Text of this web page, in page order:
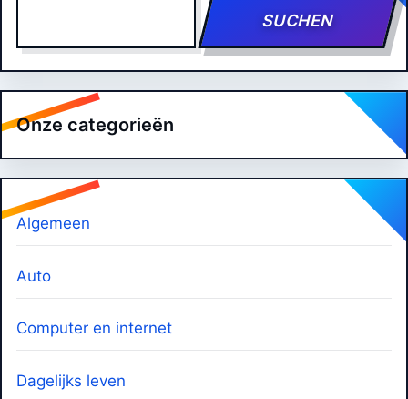
SUCHEN
Onze categorieën
Algemeen
Auto
Computer en internet
Dagelijks leven